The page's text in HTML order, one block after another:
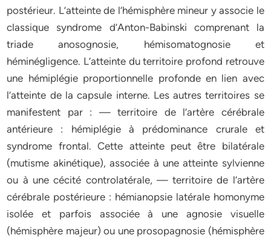
postérieur. L’atteinte de l’hémisphère mineur y associe le
classique syndrome d’Anton-Babinski comprenant la
triade anosognosie, hémisomatognosie et
héminégligence. L’atteinte du territoire profond retrouve
une hémiplégie proportionnelle profonde en lien avec
l’atteinte de la capsule interne. Les autres territoires se
manifestent par : — territoire de l’artère cérébrale
antérieure : hémiplégie à prédominance crurale et
syndrome frontal. Cette atteinte peut être bilatérale
(mutisme akinétique), associée à une atteinte sylvienne
ou à une cécité controlatérale, — territoire de l’artère
cérébrale postérieure : hémianopsie latérale homonyme
isolée et parfois associée à une agnosie visuelle
(hémisphère majeur) ou une prosopagnosie (hémisphère